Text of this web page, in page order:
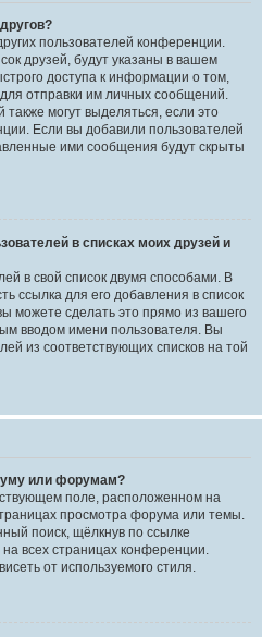
пользователей конференции.
друзей, будут указаны в вашем
доступа к информации о том,
отправки им личных сообщений.
могут выделяться, если это
Если вы добавили пользователей
ими сообщения будут скрыты
в списках моих друзей и
в свой список двумя способами. В
ссылка для его добавления в список
можете сделать это прямо из вашего
вводом имени пользователя. Вы
из соответствующих списков на той
или форумам?
поле, расположенном на
просмотра форума или темы.
поиск, щёлкнув по ссылке
всех страницах конференции.
от используемого стиля.